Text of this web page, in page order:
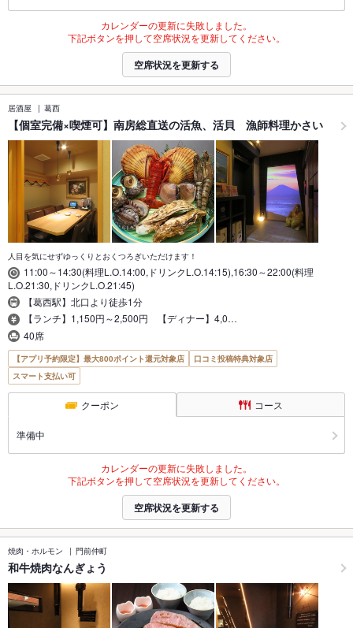
カレンダーの更新に失敗しました。
下記ボタンを押して空席状況を更新してください。
空席状況を更新する
居酒屋 葛西
【個室完備×喫煙可】南房総直送の活魚、活貝 漁師料理かさい
人目を気にせずゆっくりとおくつろぎいただけます！
11:00～14:30(料理L.O.14:00,ドリンクL.O.14:15),16:30～22:00(料理
L.O.21:30,ドリンクL.O.21:45)
【葛西駅】北口より徒歩1分
【ランチ】1,150円～2,500円 【ディナー】4,0…
40席
【アプリ予約限定】最大800ポイント還元対象店
口コミ投稿特典対象店
スマート支払い可
クーポン コース
準備中
カレンダーの更新に失敗しました。
下記ボタンを押して空席状況を更新してください。
空席状況を更新する
焼肉・ホルモン 門前仲町
和牛焼肉なんぎょう